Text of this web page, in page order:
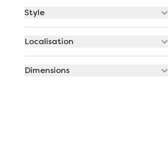
Style
Localisation
Dimensions